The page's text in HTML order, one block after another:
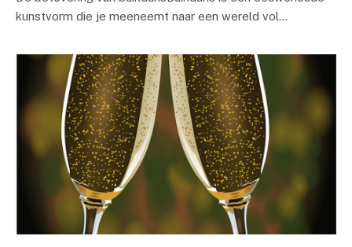
kunstvorm die je meeneemt naar een wereld vol…